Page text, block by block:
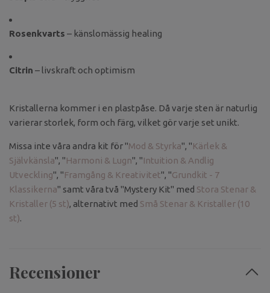
Rosenkvarts – känslomässig healing
Citrin – livskraft och optimism
Kristallerna kommer i en plastpåse. Då varje sten är naturlig
varierar storlek, form och färg, vilket gör varje set unikt.
Missa inte våra andra kit för "Mod & Styrka", "Kärlek &
Självkänsla", "Harmoni & Lugn", "Intuition & Andlig
Utveckling", "Framgång & Kreativitet", "Grundkit - 7
Klassikerna" samt våra två "Mystery Kit" med Stora Stenar &
Kristaller (5 st), alternativt med Små Stenar & Kristaller (10
st).
Recensioner